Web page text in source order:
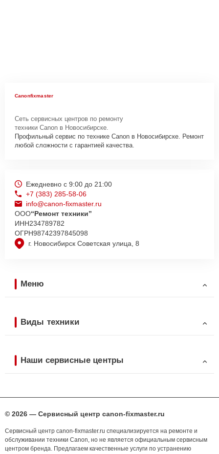
Canonfixmaster
Сеть сервисных центров по ремонту
техники Canon в Новосибирске.
Профильный сервис по технике Canon в Новосибирске. Ремонт
любой сложности с гарантией качества.
г. Новосибирск Советская улица, 8
Ежедневно с 9:00 до 21:00
+7 (383) 285-58-06
info@canon-fixmaster.ru
ООО“Ремонт техники”
ИНН234789782
ОГРН98742397845098
Меню
Виды техники
Наши сервисные центры
© 2026 — Сервисный центр canon-fixmaster.ru
Сервисный центр canon-fixmaster.ru специализируется на ремонте и
обслуживании техники Canon, но не является официальным сервисным
центром бренда. Предлагаем качественные услуги по устранению